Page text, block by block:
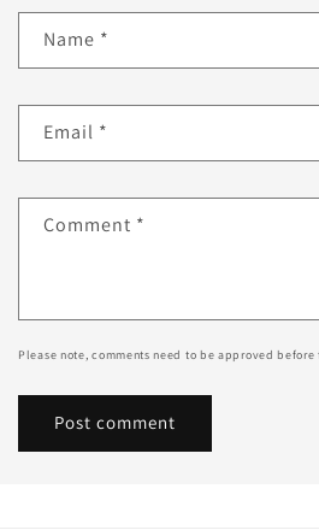
Name *
Email *
Comment *
Please note, comments need to be approved before